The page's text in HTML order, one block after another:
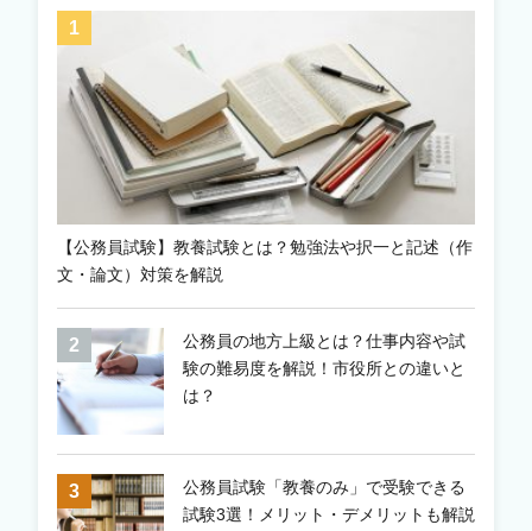
【公務員試験】教養試験とは？勉強法や択一と記述（作
文・論文）対策を解説
公務員の地方上級とは？仕事内容や試
験の難易度を解説！市役所との違いと
は？
公務員試験「教養のみ」で受験できる
試験3選！メリット・デメリットも解説